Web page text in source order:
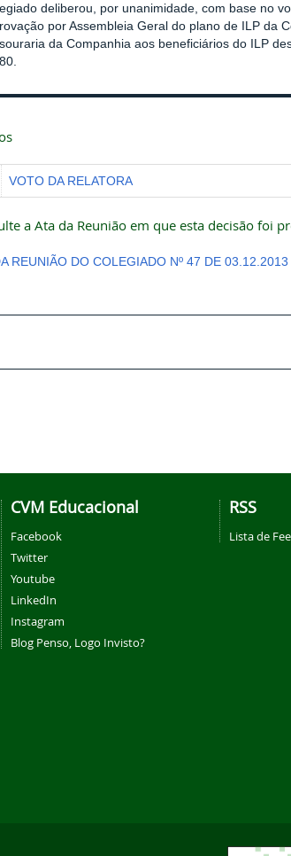
deliberou, por unanimidade, com base no
por Assembleia Geral do plano de ILP da
da Companhia aos beneficiários do ILP
VOTO DA RELATORA
a Ata da Reunião em que esta decisão foi
REUNIÃO DO COLEGIADO Nº 47 DE 03.12.2013
CVM Educacional
Facebook
Twitter
Youtube
LinkedIn
Instagram
Blog Penso, Logo Invisto?
RSS
Lista de